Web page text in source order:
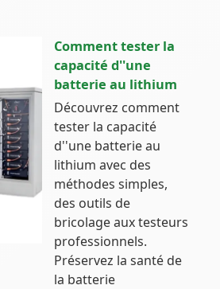
Comment tester la
capacité d''une
batterie au lithium
Découvrez comment
tester la capacité
d''une batterie au
lithium avec des
méthodes simples,
des outils de
bricolage aux testeurs
professionnels.
Préservez la santé de
la batterie